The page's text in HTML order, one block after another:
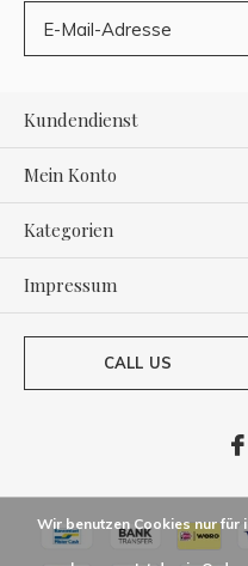
Kundendienst
Mein Konto
Kategorien
Impressum
CALL US
Wir benutzen Cookies nur für